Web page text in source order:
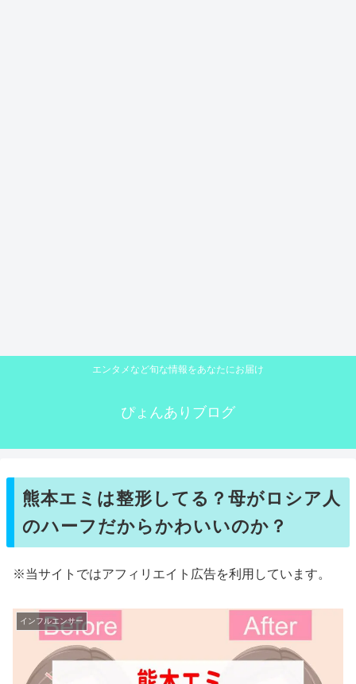
エンタメなど旬な情報をあなたにお届け
ぴょんありブログ
熊本エミは整形してる？母がロシア人
のハーフだからかわいいのか？
※当サイトではアフィリエイト広告を利用しています。
インフルエンサー